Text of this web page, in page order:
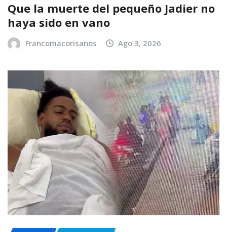
Que la muerte del pequeño Jadier no
haya sido en vano
Francomacorisanos Ago 3, 2026